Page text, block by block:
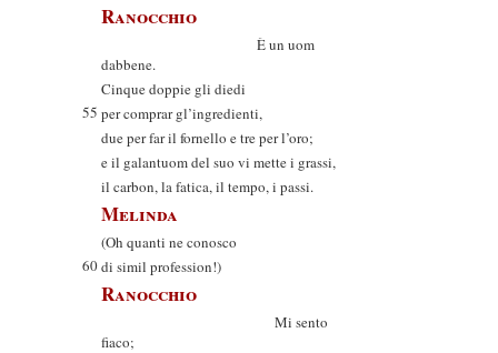
Ranocchio
È un uom
dabbene.
Cinque doppie gli diedi
55 per comprar gl’ingredienti,
due per far il fornello e tre per l’oro;
e il galantuom del suo vi mette i grassi,
il carbon, la fatica, il tempo, i passi.
Melinda
(Oh quanti ne conosco
60di simil profession!)
Ranocchio
Mi sento
fiaco;